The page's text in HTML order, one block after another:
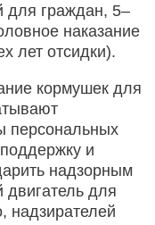
для граждан, 5–
наказание
лет отсидки).
кормушек для
персональных
и
надзорным
для
надзирателей